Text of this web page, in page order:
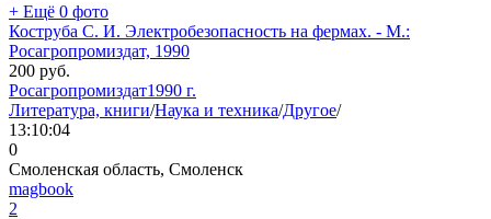
+ Ещё 0 фото
Коструба С. И. Электробезопасность на фермах. - М.:
Росагропромиздат, 1990
200 руб.
Росагропромиздат1990 г.
Литература, книги/Наука и техника/Другое/
13:10:04
0
Смоленская область, Смоленск
magbook
2